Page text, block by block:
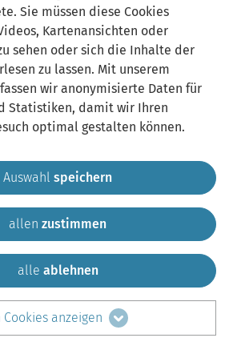
Impressum
Sitemap
Kontakt
teilen auf:
LinkedIn
Sie müssen diese Cookies
Kartenansichten oder
sehen oder sich die Inhalte der
zu lassen. Mit unserem
wir anonymisierte Daten für
Statistiken, damit wir Ihren
optimal gestalten können.
Auswahl speichern
allen zustimmen
alle ablehnen
anzeigen